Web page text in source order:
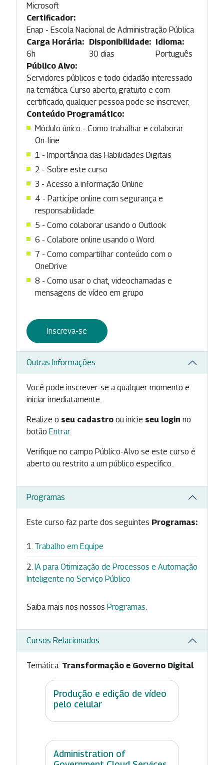
Microsoft
Certificador:
Enap - Escola Nacional de Administração Pública
Carga Horária:
6h
Disponibilidade:
30 dias
Idioma:
Português
Público Alvo:
Servidores públicos e todo cidadão interessado
na temática. Curso aberto, gratuito e com
certificado, qualquer pessoa pode se inscrever.
Conteúdo Programático:
Módulo único - Como trabalhar e colaborar
On-line
1 - Importância das Habilidades Digitais
2 - Sobre este curso
3 - Acesso a informação Online
4 - Participe online com segurança e
responsabilidade
5 - Como colaborar usando o Outlook
6 - Colabore online usando o Word
7 - Como compartilhar conteúdo com o
OneDrive
8 - Como usar o chat, videochamadas e
mensagens de vídeo em grupo
Inscreva-se
Outras Informações
Você pode inscrever-se a qualquer momento e
iniciar imediatamente.
Realize o seu cadastro ou inicie seu login no
botão Entrar.
Verifique no campo Público-Alvo se este curso é
aberto ou restrito a um público específico.
Programas
Este curso faz parte dos seguintes Programas:
Trabalho em Equipe
IA para Otimização de Processos e Automação
Inteligente no Serviço Público
Saiba mais nos nossos Programas
Cursos Relacionados
Temática: Transformação e Governo Digital
Produção e edição de vídeo
pelo celular
Administration of